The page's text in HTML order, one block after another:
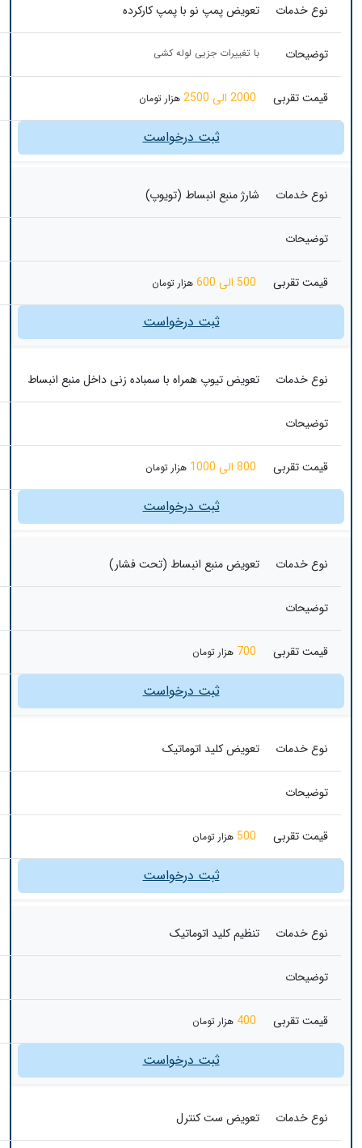
نوع خدمات تعویض پمپ نو با پمپ کارکرده
توضیحات با تغییرات جزیی لوله کشی
قیمت تقربی 2000 الی 2500 هزار تومان
ثبت درخواست
نوع خدمات شارژ منبع انبساط (تویوپ)
توضیحات
قیمت تقربی 500 الی 600 هزار تومان
ثبت درخواست
نوع خدمات تعویض تیوپ همراه با سمباده زنی داخل منبع انبساط
توضیحات
قیمت تقربی 800 الی 1000 هزار تومان
ثبت درخواست
نوع خدمات تعویض منبع انبساط (تحت فشار)
توضیحات
قیمت تقربی 700 هزار تومان
ثبت درخواست
نوع خدمات تعویض کلید اتوماتیک
توضیحات
قیمت تقربی 500 هزار تومان
ثبت درخواست
نوع خدمات تنظیم کلید اتوماتیک
توضیحات
قیمت تقربی 400 هزار تومان
ثبت درخواست
نوع خدمات تعویض ست کنترل